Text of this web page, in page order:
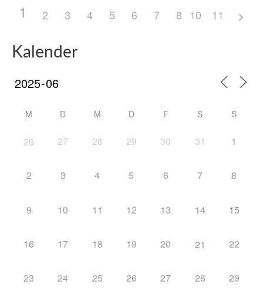
1 2 3 4 5 6 7 8 9
10 11
Kalender
M D M D F S S
26 27 28 29 30 31 1
2 3 4 5 6 7 8
9 10 11 12 13 14 15
16 17 18 19 20 21 22
23 24 25 26 27 28 29